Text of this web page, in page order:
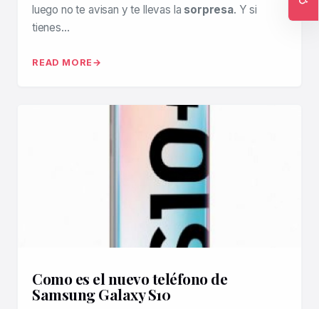
luego no te avisan y te llevas la sorpresa. Y si
tienes…
READ MORE
Como es el nuevo teléfono de
Samsung Galaxy S10